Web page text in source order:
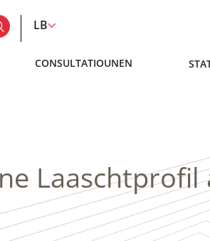
LB
CONSULTATIOUNEN
Laaschtprofil